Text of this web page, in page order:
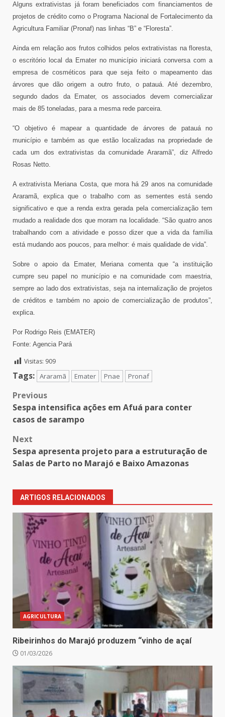
Alguns extrativistas já foram beneficiados com financiamentos de
projetos de crédito como o Programa Nacional de Fortalecimento da
Agricultura Familiar (Pronaf) nas linhas “B” e “Floresta”.
Ainda em relação aos frutos colhidos pelos extrativistas na floresta,
o escritório local da Emater no município iniciará conversa com a
empresa de cosméticos para que seja feito o mapeamento das
árvores que dão origem a outro fruto, o patauá. Até dezembro,
segundo dados da Emater, os associados devem comercializar
mais de 85 toneladas, para a mesma rede parceira.
“O objetivo é mapear a quantidade de árvores de patauá no
município e também as que estão localizadas na propriedade de
cada um dos extrativistas da comunidade Araramã”, diz Alfredo
Rosas Netto.
A extrativista Meriana Costa, que mora há 29 anos na comunidade
Araramã, explica que o trabalho com as sementes está sendo
significativo e que a renda extra gerada pela comercialização tem
mudado a realidade dos que moram na localidade. “São quatro anos
trabalhando com a atividade e posso dizer que a vida da família
está mudando aos poucos, para melhor: é mais qualidade de vida”.
Sobre o apoio da Emater, Meriana comenta que “a instituição
cumpre seu papel no município e na comunidade com maestria,
sempre ao lado dos extrativistas, seja na internalização de projetos
de créditos e também no apoio de comercialização de produtos”,
explica.
Por Rodrigo Reis (EMATER)
Fonte: Agencia Pará
Visitas: 909
Tags: Araramã Emater Pnae Pronaf
Post
navigation
Previous
Sespa intensifica ações em Afuá para conter
casos de sarampo
Next
Sespa apresenta projeto para a estruturação de
Salas de Parto no Marajó e Baixo Amazonas
ARTIGOS RELACIONADOS
AGRICULTURA
Ribeirinhos do Marajó produzem “vinho de açaí
01/03/2026